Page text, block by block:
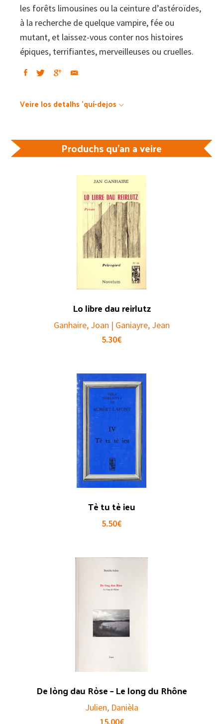
les forêts limousines ou la ceinture d’astéroïdes,
à la recherche de quelque vampire, fée ou
mutant, et laissez-vous conter nos histoires
épiques, terrifiantes, merveilleuses ou cruelles.
Veire los detalhs 'quí-dejos
Produchs qu'an a veire
Lo libre dau reirlutz
Ganhaire, Joan | Ganiayre, Jean
5.30€
Tè tu tè ieu
5.50€
De lòng dau Ròse – Le long du Rhône
Julien, Danièla